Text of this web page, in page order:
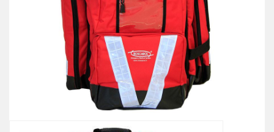
L’ampia gamma disponibile mira a soddisfare tutte le esigenze,
contribuendo a rendere famoso il marchio in tutto il mondo.